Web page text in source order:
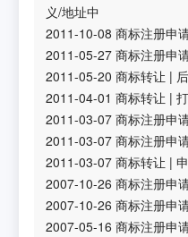
义/地址中
2011-10-08 商标注册申
2011-05-27 商标注册申
2011-05-20 商标转让 |
2011-04-01 商标转让 |
2011-03-07 商标注册申
2011-03-07 商标注册申
2011-03-07 商标转让 |
2007-10-26 商标注册申
2007-10-26 商标注册申
2007-05-16 商标注册申